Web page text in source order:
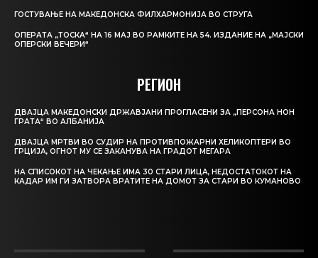
ГОСТУВАЊЕ НА МАКЕДОНСКА ФИЛХАРМОНИЈА ВО СТРУГА
ОПЕРАТА „ТОСКА“ НА 16 МАЈ ВО РАМКИТЕ НА 54. ИЗДАНИЕ НА „МАЈСКИ
ОПЕРСКИ ВЕЧЕРИ“
РЕГИОН
ДВАЈЦА МАКЕДОНСКИ ДРЖАВЈАНИ ПРОГЛАСЕНИ ЗА „ПЕРСОНА НОН
ГРАТА“ ВО АЛБАНИЈА
ДВАЈЦА МРТВИ ВО СУДИР НА ПРОТИВПОЖАРНИ ХЕЛИКОПТЕРИ ВО
ГРЦИЈА, ОГНОТ МУ СЕ ЗАКАНУВА НА ГРАДОТ МЕГАРА
НА СПИСОКОТ НА ЧЕКАЊЕ ИМА 30 СТАРИ ЛИЦА, НЕДОСТАТОКОТ НА
КАДАР ИМ ГИ ЗАТВОРА ВРАТИТЕ НА ДОМОТ ЗА СТАРИ ВО КУМАНОВО